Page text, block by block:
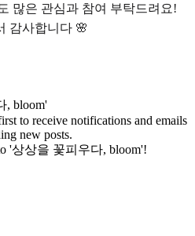
많은 관심과 참여 부탁드려요!
감사합니다 🌸
, bloom'
to receive notifications and emails
new posts.
'상상을 꽃피우다, bloom'!